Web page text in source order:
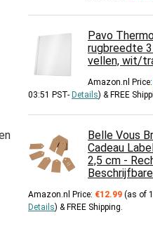
Pavo
rugbreedte
vellen, wit/
Amazon.nl Price:
03:51 PST- Details) & FREE
Belle Vous
Cadeau
2,5 cm -
Amazon.nl Price: €12.99 (as of
Details) & FREE Shipping.